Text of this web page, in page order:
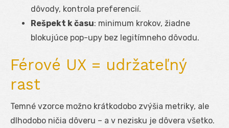
dôvody, kontrola preferencií.
Rešpekt k času: minimum krokov, žiadne
blokujúce pop-upy bez legitímneho dôvodu.
Férové UX = udržateľný
rast
Temné vzorce možno krátkodobo zvýšia metriky, ale
dlhodobo ničia dôveru – a v nezisku je dôvera všetko.